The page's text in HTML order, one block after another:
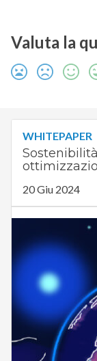
Valuta la
WHITEPAPER
20 Giu 2024